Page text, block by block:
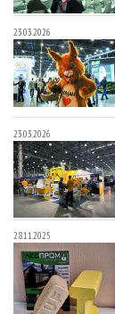
23.03.2026
23.03.2026
28.11.2025